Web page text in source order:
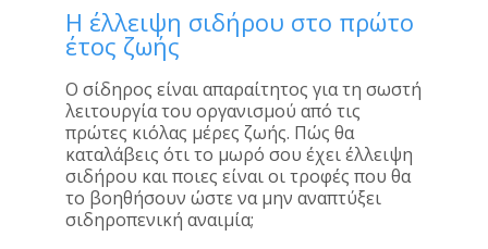
Η έλλειψη σιδήρου στο πρώτο
έτος ζωής
Ο σίδηρος είναι απαραίτητος για τη σωστή
λειτουργία του οργανισμού από τις
πρώτες κιόλας μέρες ζωής. Πώς θα
καταλάβεις ότι το μωρό σου έχει έλλειψη
σιδήρου και ποιες είναι οι τροφές που θα
το βοηθήσουν ώστε να μην αναπτύξει
σιδηροπενική αναιμία;